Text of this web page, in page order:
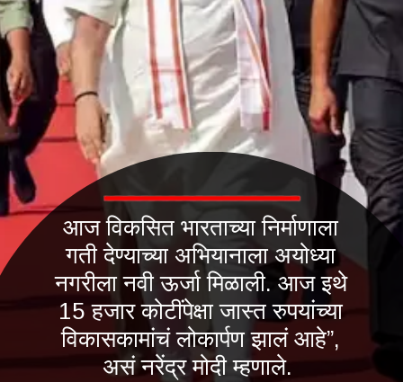
आज विकसित भारताच्या निर्माणाला
गती देण्याच्या अभियानाला अयोध्या
नगरीला नवी ऊर्जा मिळाली. आज इथे
15 हजार कोटींपेक्षा जास्त रुपयांच्या
विकासकामांचं लोकार्पण झालं आहे”,
असं नरेंद्र मोदी म्हणाले.